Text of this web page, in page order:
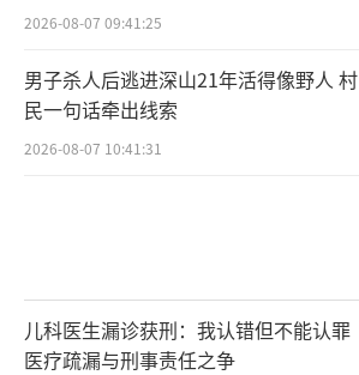
2026-08-07 09:41:25
男子杀人后逃进深山21年活得像野人 村
民一句话牵出线索
2026-08-07 10:41:31
儿科医生漏诊获刑：我认错但不能认罪
医疗疏漏与刑事责任之争